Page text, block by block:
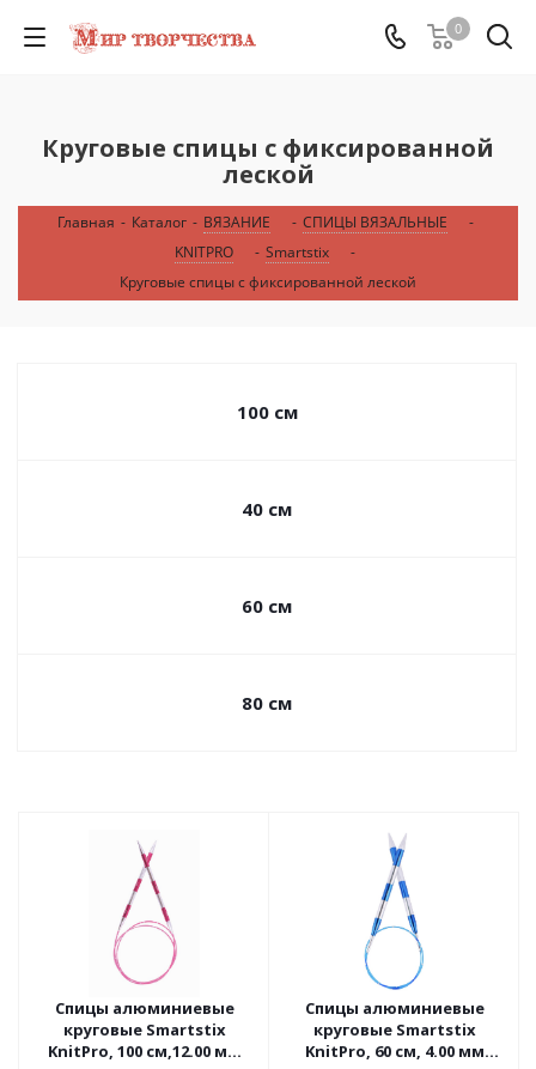
0
Круговые спицы с фиксированной
леской
Главная - Каталог - ВЯЗАНИЕ - СПИЦЫ ВЯЗАЛЬНЫЕ
-
KNITPRO
- Smartstix
-
Круговые спицы с фиксированной леской
100 см
40 см
60 см
80 см
Спицы алюминиевые
круговые Smartstix
KnitPro, 100 см,12.00 мм
Спицы алюминиевые
круговые Smartstix
KnitPro, 60 см, 4.00 мм